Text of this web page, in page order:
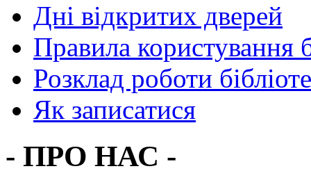
Дні відкритих дверей
Правила користування
Розклад роботи
Як записатися
- ПРО НАС -